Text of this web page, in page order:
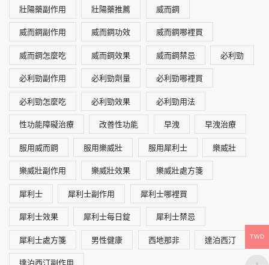
壯陽藥副作用 壯陽藥推薦 威而鋼
威而鋼副作用 威而鋼功效 威而鋼哪裡買
威而鋼怎麼吃 威而鋼效果 威而鋼禁忌 必利勁
必利勁副作用 必利勁劑量 必利勁哪裡買
必利勁怎麼吃 必利勁效果 必利勁用法
性功能障礙治療 改善性功能 早洩 早洩治療
服用威而鋼 服用樂威壯 服用犀利士 樂威壯
樂威壯副作用 樂威壯效果 樂威壯處方箋
犀利士 犀利士副作用 犀利士哪裡買
犀利士效果 犀利士每日錠 犀利士禁忌
犀利士處方箋 男性健康 西地那非 達泊西汀 TWD